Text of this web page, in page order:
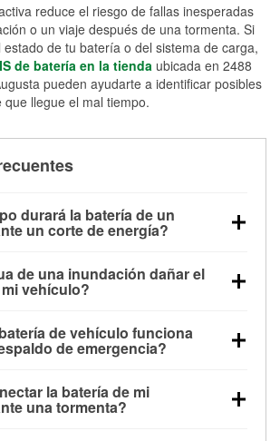
reduce el riesgo de fallas inesperadas
o un viaje después de una tormenta. Si
de tu batería o del sistema de carga,
de batería en la tienda ubicada en 2488
pueden ayudarte a identificar posibles
llegue el mal tiempo.
durará la batería de un
un corte de energía?
accesorios durante un tiempo
uso repetido sin conducir el vehículo
de carga de respaldo para
de una inundación dañar el
vehículo?
del motor y pueden
lo que puede provocar una
la exposición.
de vehículo funciona
de emergencia?
de ciclo profundo porque son
a las vibraciones y más
la batería de mi
una tormenta?